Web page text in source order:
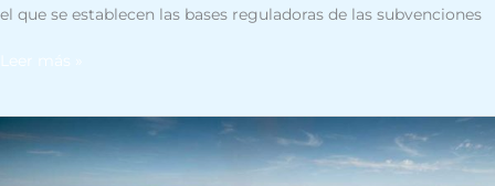
el que se establecen las bases reguladoras de las subvenciones
Leer más »
SIMA
2021:
Las